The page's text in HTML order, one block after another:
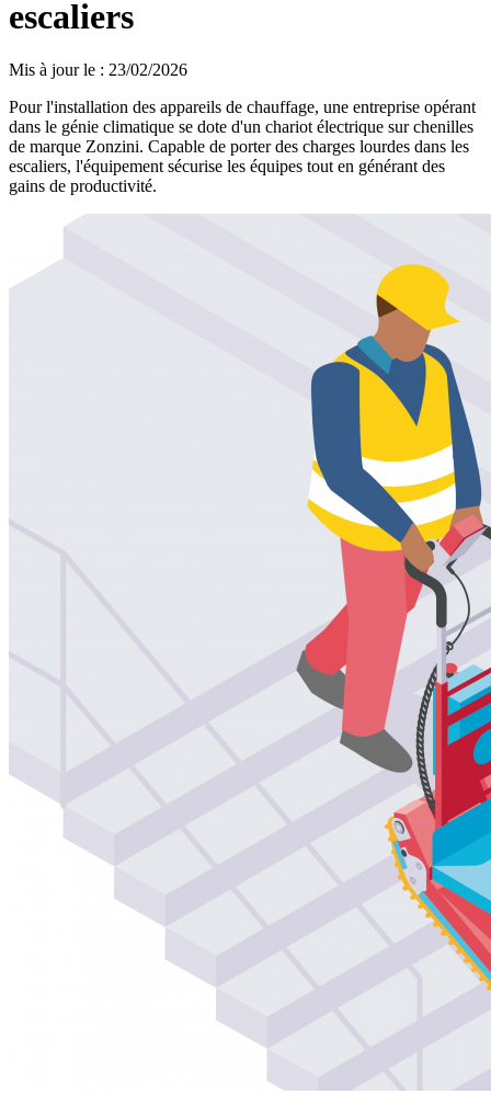
escaliers
Mis à jour le : 23/02/2026
Pour l'installation des appareils de chauffage, une entreprise opérant
dans le génie climatique se dote d'un chariot électrique sur chenilles
de marque Zonzini. Capable de porter des charges lourdes dans les
escaliers, l'équipement sécurise les équipes tout en générant des
gains de productivité.